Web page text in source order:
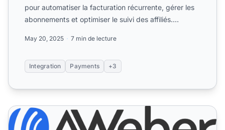
pour automatiser la facturation récurrente, gérer les
abonnements et optimiser le suivi des affiliés.
May 20, 2025 7 min de lecture
Integration Payments +3
AWeber